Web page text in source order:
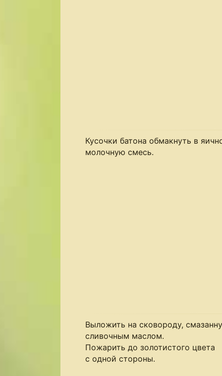
Кусочки батона обмакнуть в
молочную смесь.
Выложить на сковороду,
сливочным маслом.
Пожарить до золотистого цвета
с одной стороны.